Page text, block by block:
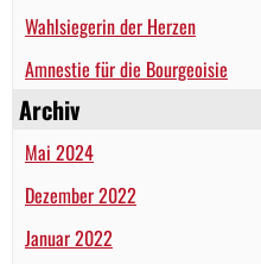
Wahlsiegerin der Herzen
Amnestie für die Bourgeoisie
Archiv
Mai 2024
Dezember 2022
Januar 2022